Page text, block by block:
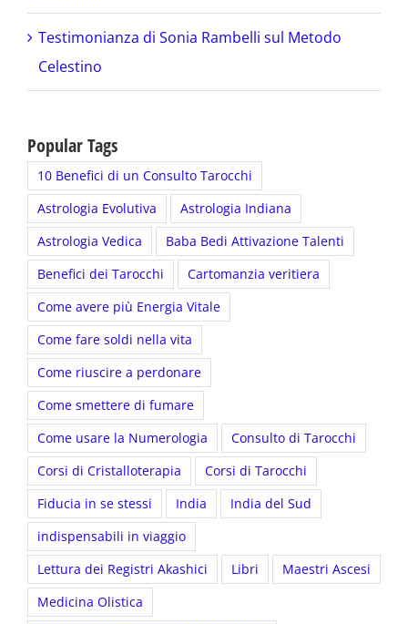
Testimonianza di Sonia Rambelli sul Metodo
Celestino
Popular Tags
10 Benefici di un Consulto Tarocchi
Astrologia Evolutiva
Astrologia Indiana
Astrologia Vedica
Baba Bedi Attivazione Talenti
Benefici dei Tarocchi
Cartomanzia veritiera
Come avere più Energia Vitale
Come fare soldi nella vita
Come riuscire a perdonare
Come smettere di fumare
Come usare la Numerologia
Consulto di Tarocchi
Corsi di Cristalloterapia
Corsi di Tarocchi
Fiducia in se stessi
India
India del Sud
indispensabili in viaggio
Lettura dei Registri Akashici
Libri
Maestri Ascesi
Medicina Olistica